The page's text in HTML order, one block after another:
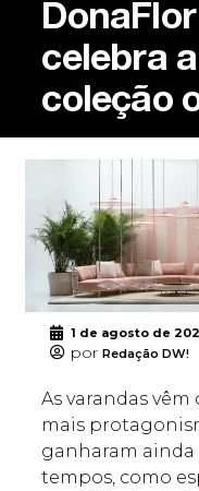
celebra
coleção
1 de agosto de
por Redação DW!
As varandas
mais
ganharam
tempos, como